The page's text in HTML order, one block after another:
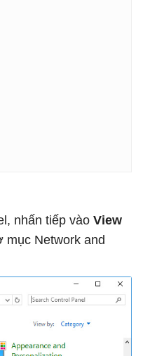
nhấn tiếp vào View
mục Network and